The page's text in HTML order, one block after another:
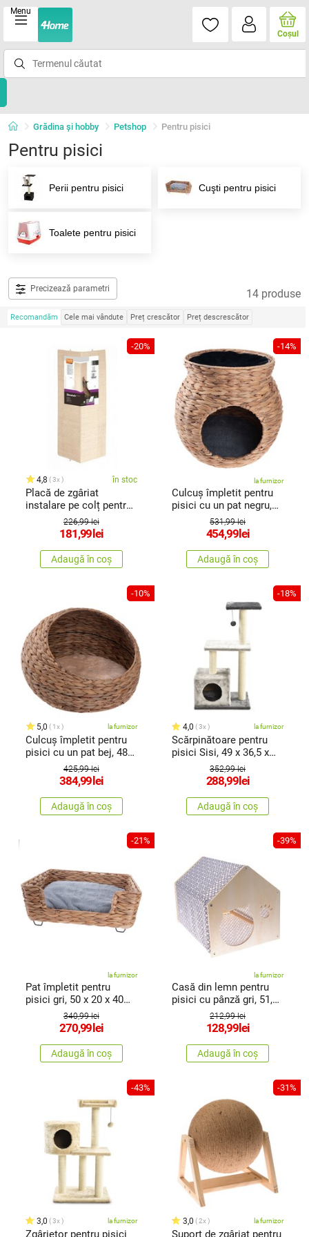
Menu
Coşul
Grădina şi hobby Petshop Pentru pisici
Pentru pisici
Perii pentru pisici Cuşti pentru pisici
Toalete pentru pisici
Precizează parametri 14 produse
Recomandăm Cele mai vândute Preț crescător Preț descrescător
-20%
4,8 3x în stoc
Placă de zgâriat
instalare pe colț pentru
pisici Karlie bej, 56 x
226,99 lei
181,99 lei
Adaugă în coș
-14%
la furnizor
Culcuș împletit pentru
pisici cu un pat negru,
48 x 45 cm531,99 lei
454,99 lei
Adaugă în coș
-10%
5,0 1x la furnizor
Culcuș împletit pentru
pisici cu un pat bej, 48
425,99 lei
384,99 lei
Adaugă în coș
-18%
4,0 3x la furnizor
Scărpinătoare pentru
pisici Sisi, 49 x 36,5 x
352,99 lei
288,99 lei
Adaugă în coș
-21%
la furnizor
Pat împletit pentru
pisici gri, 50 x 20 x 40
340,99 lei
270,99 lei
Adaugă în coș
-39%
la furnizor
Casă din lemn pentru
pisici cu pânză gri, 51,5
x39,5 x 38 cm
212,99 lei
128,99 lei
Adaugă în coș
-43%
3,0 3x la furnizor
Zgârietor pentru pisici
-31%
3,0 2x la furnizor
Suport de zgâriat pentru